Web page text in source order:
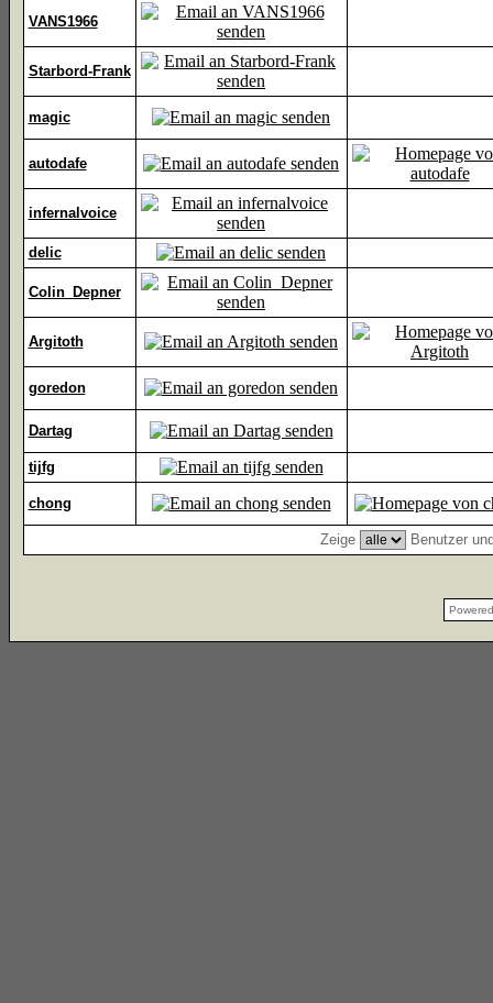
VANS1966
Starbord-Frank
magic
autodafe
infernalvoice
delic
Colin_Depner
Argitoth
goredon
Dartag
tijfg
chong
Zeige Benutzer